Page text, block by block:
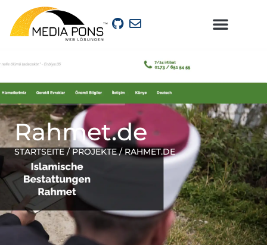
Rahmet.de
STARTSEITE /PROJEKTE/ RAHMET.DE